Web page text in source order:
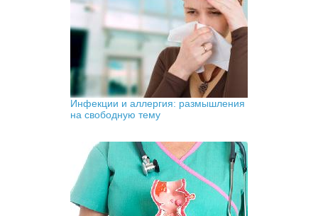
Инфекции и аллергия: размышления
на свободную тему